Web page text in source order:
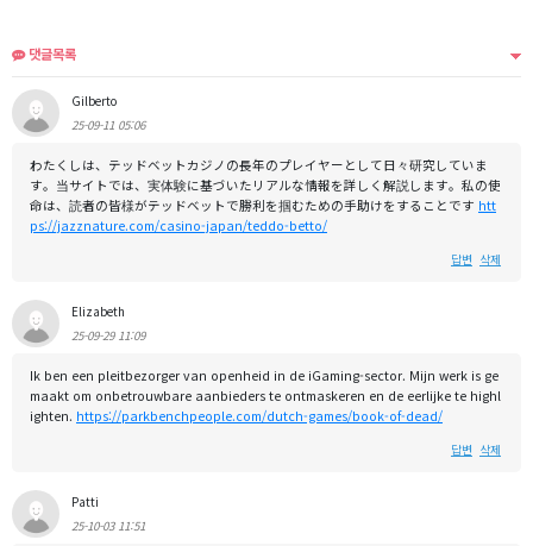
댓글목록
Gilberto
25-09-11 05:06
わたくしは、テッドベットカジノの長年のプレイヤーとして日々研究していま
す。当サイトでは、実体験に基づいたリアルな情報を詳しく解説します。私の使
命は、読者の皆様がテッドベットで勝利を掴むための手助けをすることです htt
ps://jazznature.com/casino-japan/teddo-betto/
답변 삭제
Elizabeth
25-09-29 11:09
Ik ben een pleitbezorger van openheid in de iGaming-sector. Mijn werk is ge
maakt om onbetrouwbare aanbieders te ontmaskeren en de eerlijke te highl
ighten. https://parkbenchpeople.com/dutch-games/book-of-dead/
답변 삭제
Patti
25-10-03 11:51